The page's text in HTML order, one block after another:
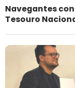
Navegantes
Tesouro